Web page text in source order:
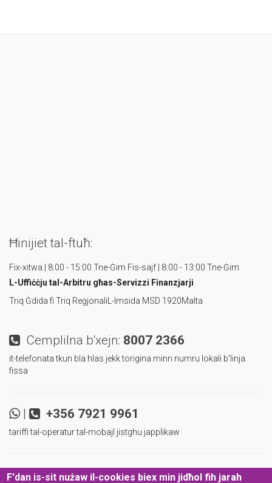
Ħinijiet tal-ftuħ:
Fix-xitwa | 8:00 - 15:00 Tne-Ġim Fis-sajf | 8:00 - 13:00 Tne-Ġim
L-Uffiċċju tal-Arbitru għas-Servizzi Finanzjarji
Triq Ġdida fi Triq Reġjonali L-Imsida MSD 1920Malta
Cemplilna b'xejn: 8007 2366
it-telefonata tkun bla hlas jekk torigina minn numru lokali b'linja
fissa
| +356 7921 9961
tariffi tal-operatur tal-mobajl jistghu japplikaw
| | Ibqa' aggornat u infurmat!
F'dan is-sit nużaw il-cookies biex min jidħol fih jarah